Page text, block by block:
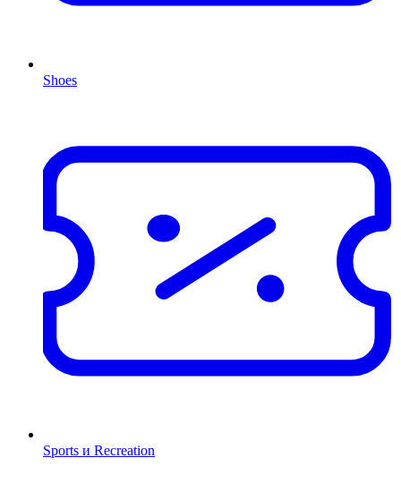
Shoes
Sports и Recreation